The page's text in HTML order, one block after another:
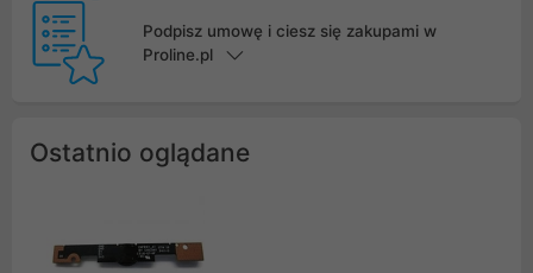
Podpisz umowę i ciesz się zakupami w
Proline.pl
Ostatnio oglądane